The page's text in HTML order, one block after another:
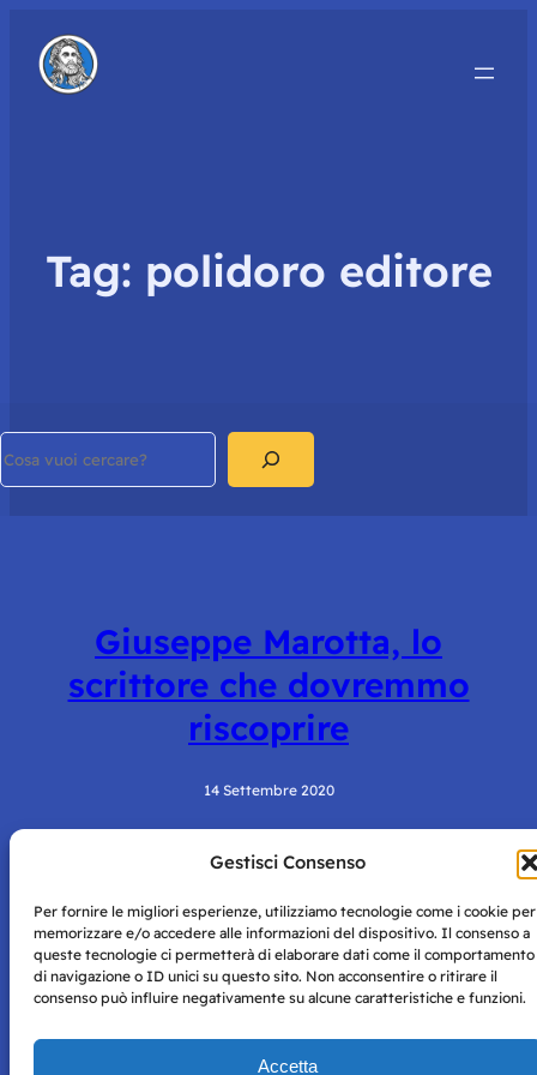
Gestisci Consenso
Per fornire le migliori esperienze, utilizziamo tecnologie come i cookie per
memorizzare e/o accedere alle informazioni del dispositivo. Il consenso a
queste tecnologie ci permetterà di elaborare dati come il comportamento
di navigazione o ID unici su questo sito. Non acconsentire o ritirare il
consenso può influire negativamente su alcune caratteristiche e funzioni.
Accetta
Tag: polidoro editore
Giuseppe Marotta, lo
scrittore che dovremmo
riscoprire
14 Settembre 2020
Napoli con autorizzazione numero 38 del 25/9/2019.
Tutte le immagini e i contenuti su questo sito sono forniti